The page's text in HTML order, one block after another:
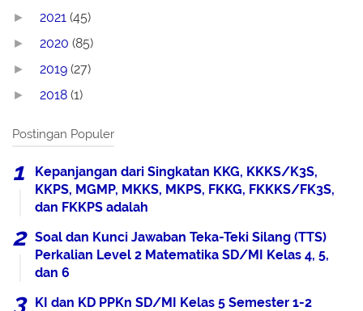
► 2021 (45)
► 2020 (85)
► 2019 (27)
► 2018 (1)
Postingan Populer
Kepanjangan dari Singkatan KKG, KKKS/K3S,
KKPS, MGMP, MKKS, MKPS, FKKG, FKKKS/FK3S,
dan FKKPS adalah
Soal dan Kunci Jawaban Teka-Teki Silang (TTS)
Perkalian Level 2 Matematika SD/MI Kelas 4, 5,
dan 6
KI dan KD PPKn SD/MI Kelas 5 Semester 1-2